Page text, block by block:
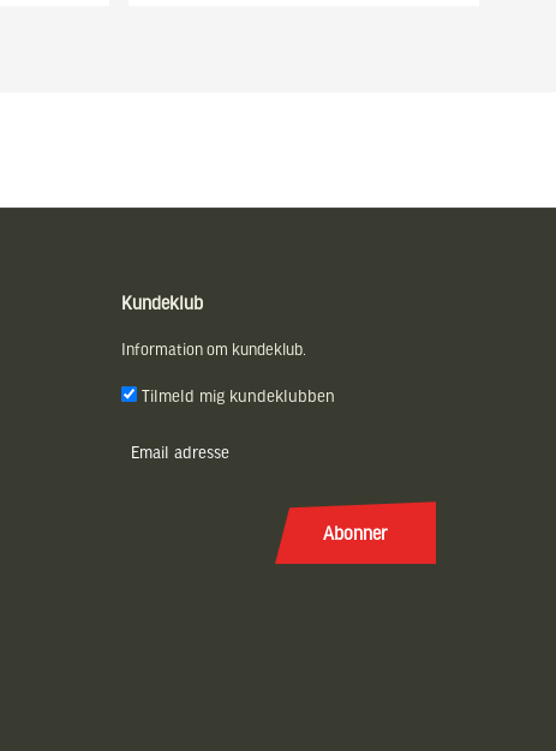
Kundeklub
Information om kundeklub.
Tilmeld mig kundeklubben
E-
Abonner